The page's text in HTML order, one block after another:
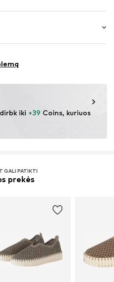
PES
tekstilės dalių: taip
iki +39 Coins, kuriuos
GALI PATIKTI
prekės